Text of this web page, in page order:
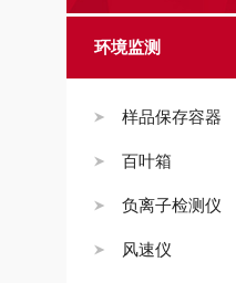
环境监测
样品保存容器
百叶箱
负离子检测仪
风速仪